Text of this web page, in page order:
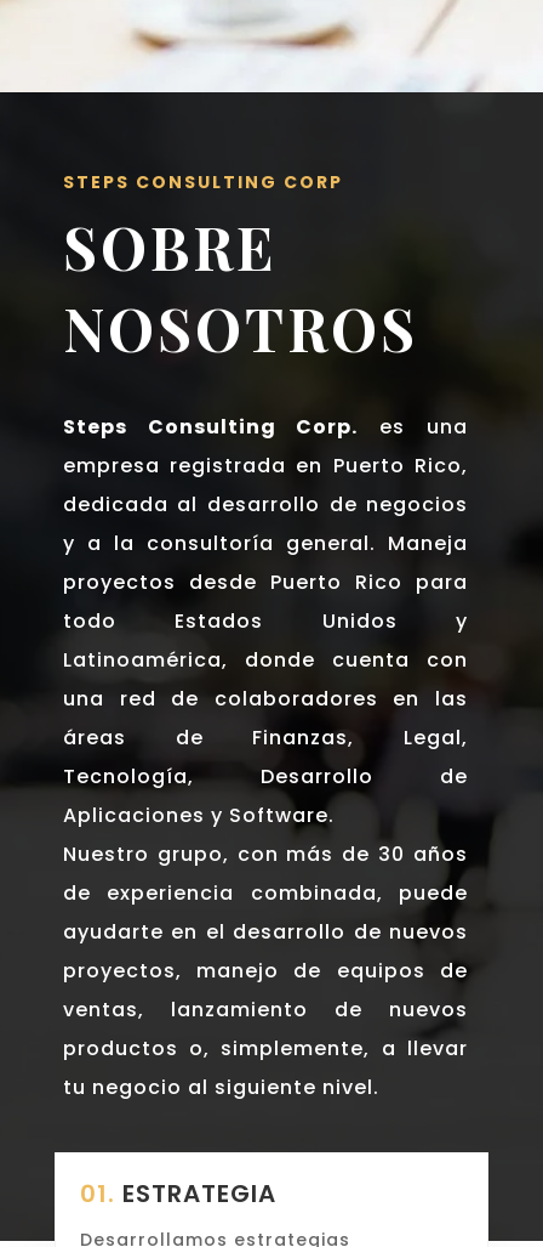
STEPS CONSULTING CORP
SOBRE
NOSOTROS
Steps Consulting Corp. es una
empresa registrada en Puerto Rico,
dedicada al desarrollo de negocios
y a la consultoría general. Maneja
proyectos desde Puerto Rico para
todo Estados Unidos y
Latinoamérica, donde cuenta con
una red de colaboradores en las
áreas de Finanzas, Legal,
Tecnología, Desarrollo de
Aplicaciones y Software.
Nuestro grupo, con más de 30 años
de experiencia combinada, puede
ayudarte en el desarrollo de nuevos
proyectos, manejo de equipos de
ventas, lanzamiento de nuevos
productos o, simplemente, a llevar
tu negocio al siguiente nivel.
01. ESTRATEGIA
Desarrollamos estrategias